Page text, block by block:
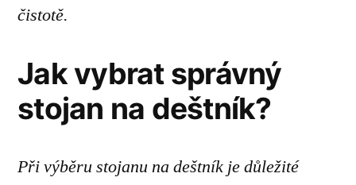
čistotě.
Jak vybrat správný
stojan na deštník?
Při výběru stojanu na deštník je důležité